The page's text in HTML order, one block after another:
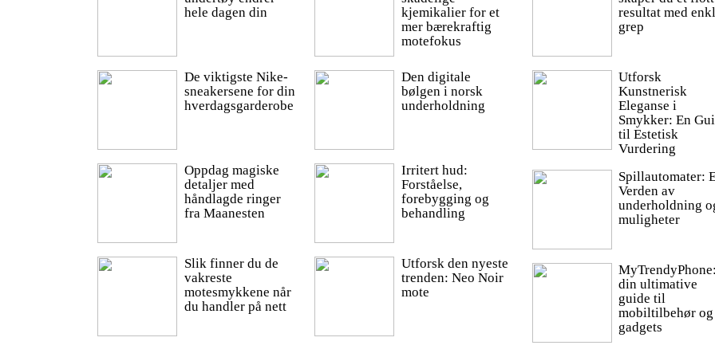
hele dagen din
De viktigste Nike-
sneakersene for din
hverdagsgarderobe
Oppdag magiske
detaljer med
håndlagde ringer
fra Maanesten
Slik finner du de
vakreste
motesmykkene når
du handler på nett
kjemikalier for et
mer bærekraftig
motefokus
Den digitale
bølgen i norsk
underholdning
Irritert hud:
Forståelse,
forebygging og
behandling
Utforsk den nyeste
trenden: Neo Noir
mote
resultat med
grep
Utforsk
Kunstnerisk
Eleganse i
Smykker: En
til Estetisk
Vurdering
Spillautomater:
Verden av
underholdning
muligheter
MyTrendyPhone:
din ultimative
guide til
mobiltilbehør og
gadgets